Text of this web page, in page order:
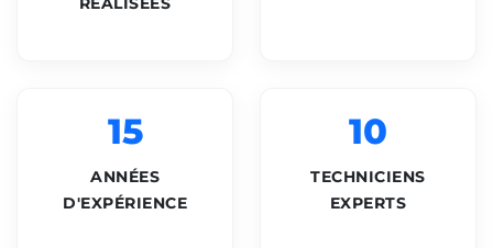
15
ANNÉES
D'EXPÉRIENCE
10
TECHNICIENS
EXPERTS